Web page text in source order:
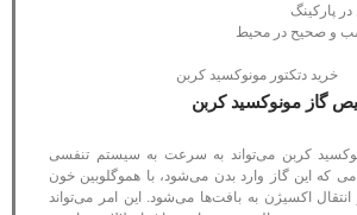
پارکینگ
و صحیح در محیط
گاز مونوکسید کربن
کربن می‌تواند به سرعت به سیستم تنفسی
که این گاز وارد بدن می‌شود، با هموگلوبین خون
اکسیژن به بافت‌ها می‌شود. این امر می‌تواند